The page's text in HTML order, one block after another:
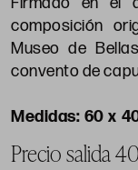
composición
Museo de
convento de
60 x
Precio salida